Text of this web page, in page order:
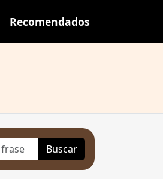
Recomendados
Buscar